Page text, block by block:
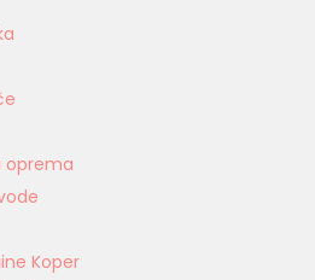
oprema
Koper